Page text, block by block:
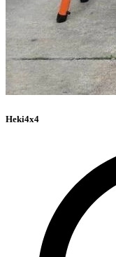
Heki4x4